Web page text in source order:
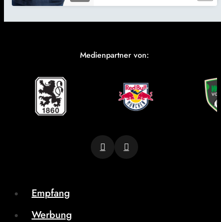
Medienpartner von:
Empfang
Werbung